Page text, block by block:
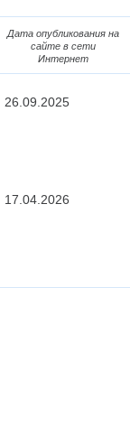
Дата опубликования на
сайте в сети
Интернет
26.09.2025
17.04.2026